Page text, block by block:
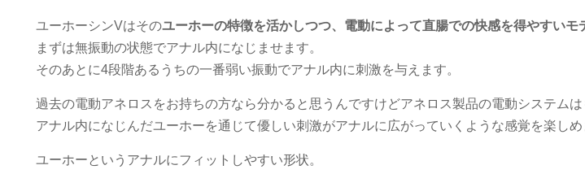
ユーホーシンVはそのユーホーの特徴を活かしつつ、電動によって直腸での快感を得やすいモ
まずは無振動の状態でアナル内になじませます。
そのあとに4段階あるうちの一番弱い振動でアナル内に刺激を与えます。
過去の電動アネロスをお持ちの方なら分かると思うんですけどアネロス製品の電動システムは
アナル内になじんだユーホーを通じて優しい刺激がアナルに広がっていくような感覚を楽しめ
ユーホーというアナルにフィットしやすい形状。